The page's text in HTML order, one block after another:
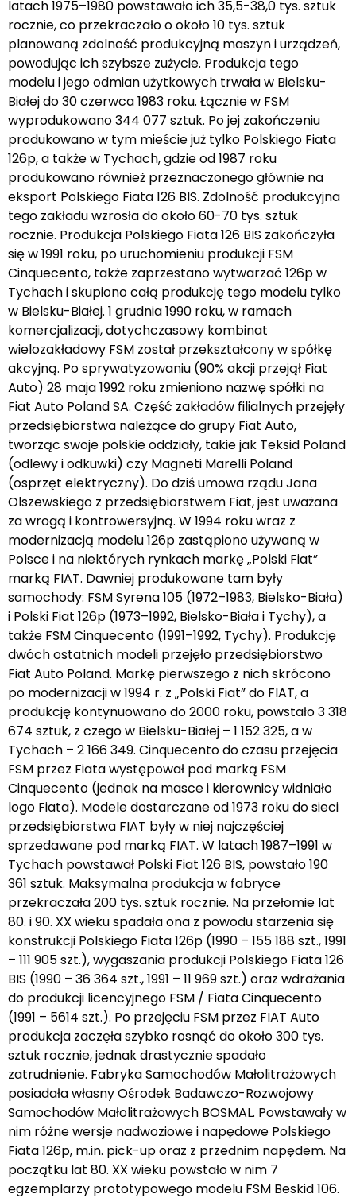
latach 1975–1980 powstawało ich 35,5-38,0 tys. sztuk
rocznie, co przekraczało o około 10 tys. sztuk
planowaną zdolność produkcyjną maszyn i urządzeń,
powodując ich szybsze zużycie. Produkcja tego
modelu i jego odmian użytkowych trwała w Bielsku-
Białej do 30 czerwca 1983 roku. Łącznie w FSM
wyprodukowano 344 077 sztuk. Po jej zakończeniu
produkowano w tym mieście już tylko Polskiego Fiata
126p, a także w Tychach, gdzie od 1987 roku
produkowano również przeznaczonego głównie na
eksport Polskiego Fiata 126 BIS. Zdolność produkcyjna
tego zakładu wzrosła do około 60-70 tys. sztuk
rocznie. Produkcja Polskiego Fiata 126 BIS zakończyła
się w 1991 roku, po uruchomieniu produkcji FSM
Cinquecento, także zaprzestano wytwarzać 126p w
Tychach i skupiono całą produkcję tego modelu tylko
w Bielsku-Białej. 1 grudnia 1990 roku, w ramach
komercjalizacji, dotychczasowy kombinat
wielozakładowy FSM został przekształcony w spółkę
akcyjną. Po sprywatyzowaniu (90% akcji przejął Fiat
Auto) 28 maja 1992 roku zmieniono nazwę spółki na
Fiat Auto Poland SA. Część zakładów filialnych przejęły
przedsiębiorstwa należące do grupy Fiat Auto,
tworząc swoje polskie oddziały, takie jak Teksid Poland
(odlewy i odkuwki) czy Magneti Marelli Poland
(osprzęt elektryczny). Do dziś umowa rządu Jana
Olszewskiego z przedsiębiorstwem Fiat, jest uważana
za wrogą i kontrowersyjną. W 1994 roku wraz z
modernizacją modelu 126p zastąpiono używaną w
Polsce i na niektórych rynkach markę „Polski Fiat”
marką FIAT. Dawniej produkowane tam były
samochody: FSM Syrena 105 (1972–1983, Bielsko-Biała)
i Polski Fiat 126p (1973–1992, Bielsko-Biała i Tychy), a
także FSM Cinquecento (1991–1992, Tychy). Produkcję
dwóch ostatnich modeli przejęło przedsiębiorstwo
Fiat Auto Poland. Markę pierwszego z nich skrócono
po modernizacji w 1994 r. z „Polski Fiat” do FIAT, a
produkcję kontynuowano do 2000 roku, powstało 3 318
674 sztuk, z czego w Bielsku-Białej – 1 152 325, a w
Tychach – 2 166 349. Cinquecento do czasu przejęcia
FSM przez Fiata występował pod marką FSM
Cinquecento (jednak na masce i kierownicy widniało
logo Fiata). Modele dostarczane od 1973 roku do sieci
przedsiębiorstwa FIAT były w niej najczęściej
sprzedawane pod marką FIAT. W latach 1987–1991 w
Tychach powstawał Polski Fiat 126 BIS, powstało 190
361 sztuk. Maksymalna produkcja w fabryce
przekraczała 200 tys. sztuk rocznie. Na przełomie lat
80. i 90. XX wieku spadała ona z powodu starzenia się
konstrukcji Polskiego Fiata 126p (1990 – 155 188 szt., 1991
– 111 905 szt.), wygaszania produkcji Polskiego Fiata 126
BIS (1990 – 36 364 szt., 1991 – 11 969 szt.) oraz wdrażania
do produkcji licencyjnego FSM / Fiata Cinquecento
(1991 – 5614 szt.). Po przejęciu FSM przez FIAT Auto
produkcja zaczęła szybko rosnąć do około 300 tys.
sztuk rocznie, jednak drastycznie spadało
zatrudnienie. Fabryka Samochodów Małolitrażowych
posiadała własny Ośrodek Badawczo-Rozwojowy
Samochodów Małolitrażowych BOSMAL. Powstawały w
nim różne wersje nadwoziowe i napędowe Polskiego
Fiata 126p, m.in. pick-up oraz z przednim napędem. Na
początku lat 80. XX wieku powstało w nim 7
egzemplarzy prototypowego modelu FSM Beskid 106.